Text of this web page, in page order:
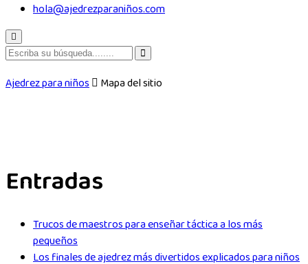
hola@ajedrezparaniños.com
Ajedrez para niños Mapa del sitio
Entradas
Trucos de maestros para enseñar táctica a los más
pequeños
Los finales de ajedrez más divertidos explicados para niños